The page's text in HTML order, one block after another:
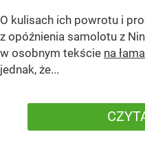
O kulisach ich powrotu i
z opóźnienia samolotu z
w osobnym tekście na
jednak, że...